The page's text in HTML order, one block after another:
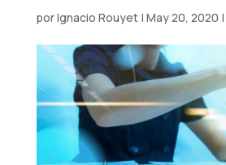
porIgnacio Rouyet| May 20, 2020 |